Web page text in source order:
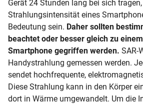
Gerät 24 Stunden lang bei sich
Strahlungsintensität eines
Bedeutung sein. Daher sollten
beachtet oder besser gleich zu
Smartphone gegriffen werden. SAR-
Handystrahlung gemessen werden.
sendet hochfrequente,
Diese Strahlung kann in den Körper
dort in Wärme umgewandelt. Um die